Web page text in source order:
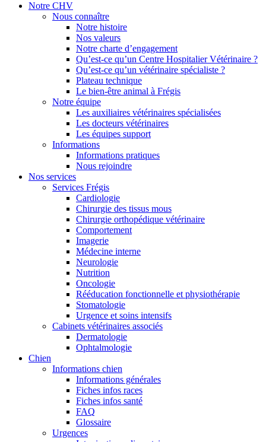
Notre CHV
Nous connaître
Notre histoire
Nos valeurs
Notre charte d’engagement
Qu’est-ce qu’un Centre Hospitalier Vétérinaire ?
Qu’est-ce qu’un vétérinaire spécialiste ?
Plateau technique
Le bien-être animal à Frégis
Notre équipe
Les auxiliaires vétérinaires spécialisées
Les docteurs vétérinaires
Les équipes support
Informations
Informations pratiques
Nous rejoindre
Nos services
Services Frégis
Cardiologie
Chirurgie des tissus mous
Chirurgie orthopédique vétérinaire
Comportement
Imagerie
Médecine interne
Neurologie
Nutrition
Oncologie
Rééducation fonctionnelle et physiothérapie
Stomatologie
Urgence et soins intensifs
Cabinets vétérinaires associés
Dermatologie
Ophtalmologie
Chien
Informations chien
Informations générales
Fiches infos races
Fiches infos santé
FAQ
Glossaire
Urgences